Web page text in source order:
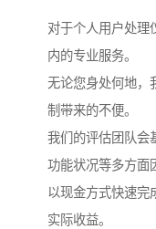
对于个人用户处理
内的专业服务。
无论您身处何地，
制带来的不便。
我们的评估团队会
功能状况等多方面
以现金方式快速完
实际收益。